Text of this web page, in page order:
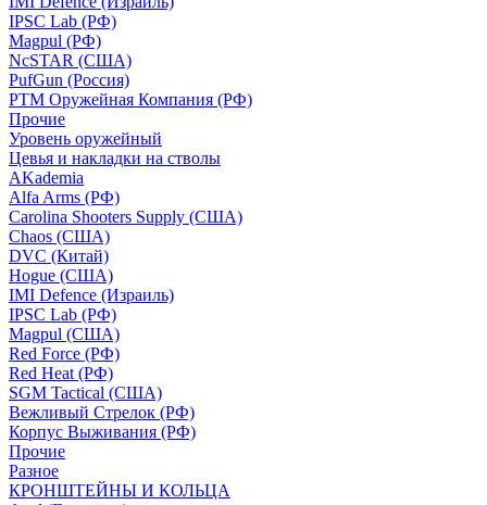
IPSC Lab (РФ)
Magpul (РФ)
NcSTAR (США)
PufGun (Россия)
РТМ Оружейная Компания (РФ)
Прочие
Уровень оружейный
Цевья и накладки на стволы
AKademia
Alfa Arms (РФ)
Carolina Shooters Supply (США)
Chaos (США)
DVC (Китай)
Hogue (США)
IMI Defence (Израиль)
IPSC Lab (РФ)
Magpul (США)
Red Force (РФ)
Red Heat (РФ)
SGM Tactical (США)
Вежливый Стрелок (РФ)
Корпус Выживания (РФ)
Прочие
Разное
КРОНШТЕЙНЫ И КОЛЬЦА